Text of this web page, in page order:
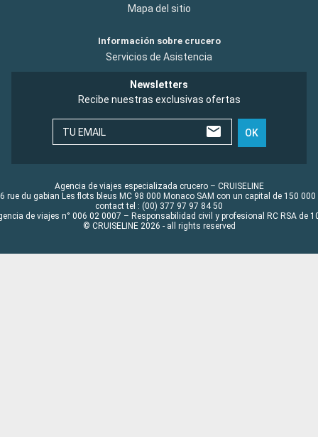
Mapa del sitio
Información sobre crucero
Servicios de Asistencia
Newsletters
Recibe nuestras exclusivas ofertas
TU EMAIL OK
Agencia de viajes especializada crucero – CRUISELINE
rue du gabian Les flots bleus MC 98 000 Monaco SAM con un capital de 150 000
contact tel : (00) 377 97 97 84 50
de viajes n° 006 02 0007 – Responsabilidad civil y profesional RC RSA de
© CRUISELINE 2026 - all rights reserved